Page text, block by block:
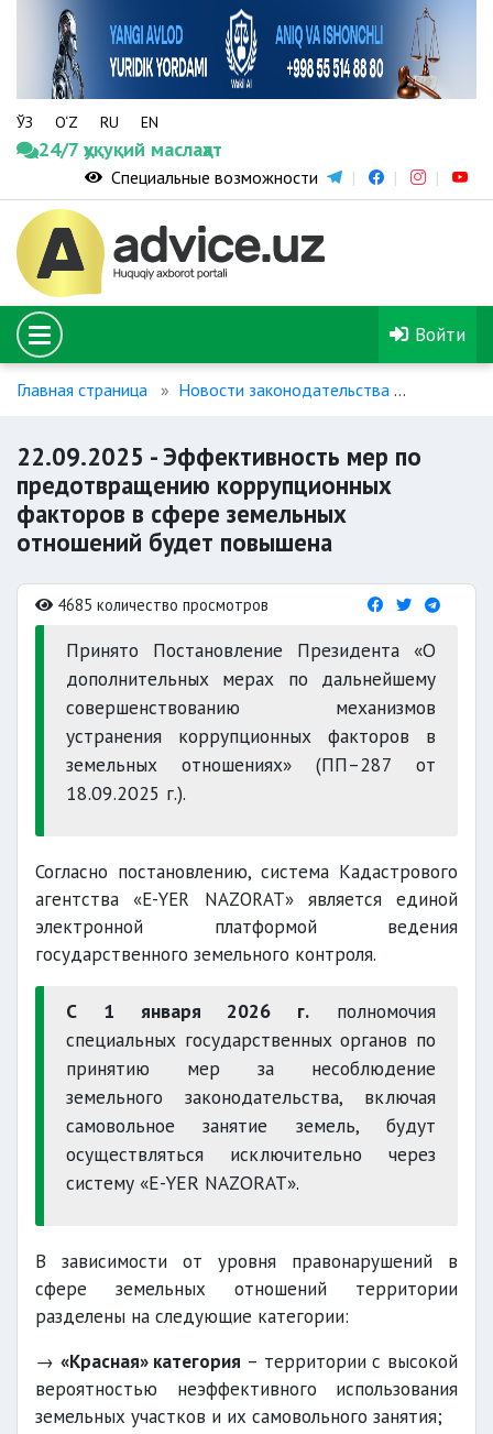
ЎЗ O‘Z RU EN
24/7 ҳуқуқий маслаҳат
Специальные возможности
Войти
Главная страница Новости законодательства
22.09.2025 - Эффективность мер по
предотвращению коррупционных
факторов в сфере земельных
отношений будет повышена
4685 количество просмотров
Принято Постановление Президента «О
дополнительных мерах по дальнейшему
совершенствованию механизмов
устранения коррупционных факторов в
земельных отношениях» (ПП–287 от
18.09.2025 г.).
Согласно постановлению, система Кадастрового
агентства «Е-YER NAZORAT» является единой
электронной платформой ведения
государственного земельного контроля.
С 1 января 2026 г. полномочия
специальных государственных органов по
принятию мер за несоблюдение
земельного законодательства, включая
самовольное занятие земель, будут
осуществляться исключительно через
систему «Е-YER NAZORAT».
В зависимости от уровня правонарушений в
сфере земельных отношений территории
разделены на следующие категории:
→ «Красная» категория – территории с высокой
вероятностью неэффективного использования
земельных участков и их самовольного занятия;